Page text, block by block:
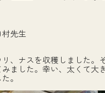
先生
、ナスを収穫しました
ました。幸い、太くて大
。